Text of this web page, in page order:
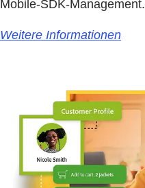
Mobile-SDK-Management.
Weitere Informationen